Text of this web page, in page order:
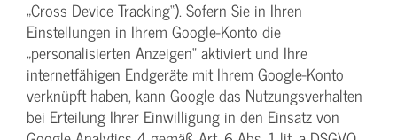
„Cross Device Tracking“). Sofern Sie in Ihren
Einstellungen in Ihrem Google-Konto die
„personalisierten Anzeigen“ aktiviert und Ihre
internetfähigen Endgeräte mit Ihrem Google-Konto
verknüpft haben, kann Google das Nutzungsverhalten
bei Erteilung Ihrer Einwilligung in den Einsatz von